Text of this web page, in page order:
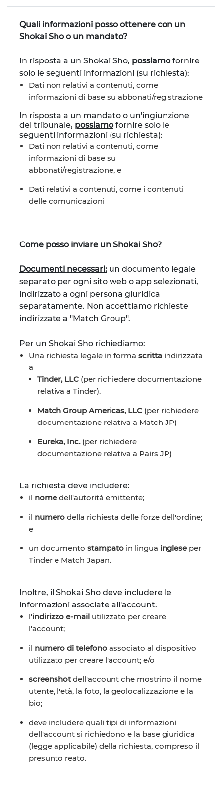
Quali informazioni posso ottenere con un
Shokai Sho o un mandato?
In risposta a un Shokai Sho, possiamo fornire
solo le seguenti informazioni (su richiesta):
Dati non relativi a contenuti, come
informazioni di base su abbonati/registrazione
In risposta a un mandato o un'ingiunzione
del tribunale, possiamo fornire solo le
seguenti informazioni (su richiesta):
Dati non relativi a contenuti, come
informazioni di base su
abbonati/registrazione, e
Dati relativi a contenuti, come i contenuti
delle comunicazioni
Come posso inviare un Shokai Sho?
Documenti necessari: un documento legale
separato per ogni sito web o app selezionati,
indirizzato a ogni persona giuridica
separatamente. Non accettiamo richieste
indirizzate a "Match Group".
Per un Shokai Sho richiediamo:
Una richiesta legale in forma scrittaindirizzata
a
Tinder, LLC (per richiedere documentazione
relativa a Tinder).
Match Group Americas, LLC (per richiedere
documentazione relativa a Match JP)
Eureka, Inc.(per richiedere
documentazione relativa a Pairs JP)
La richiesta deve includere:
il nomedell'autorità emittente;
il numerodella richiesta delle forze dell'ordine;
e
un documento stampatoin lingua ingleseper
Tinder e Match Japan.
Inoltre, il Shokai Sho deve includere le
informazioni associate all'account:
l'indirizzo e-mailutilizzato per creare
l'account;
il numero di telefonoassociato al dispositivo
utilizzato per creare l'account; e/o
screenshotdell'account che mostrino il nome
utente, l'età, la foto, la geolocalizzazione e la
bio;
deve includere quali tipi di informazioni
dell'account si richiedono e la base giuridica
(legge applicabile) della richiesta, compreso il
presunto reato.